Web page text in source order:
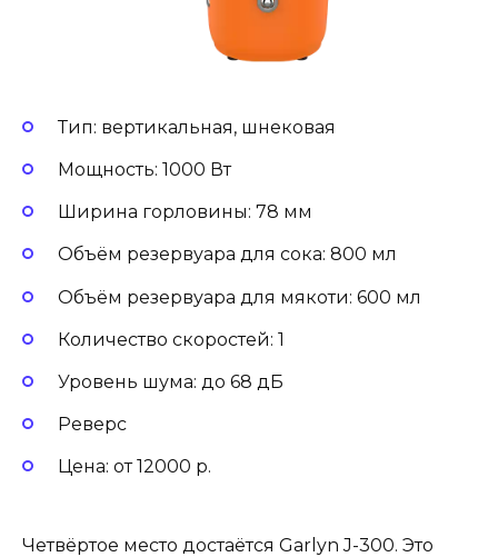
Тип: вертикальная, шнековая
Мощность: 1000 Вт
Ширина горловины: 78 мм
Объём резервуара для сока: 800 мл
Объём резервуара для мякоти: 600 мл
Количество скоростей: 1
Уровень шума: до 68 дБ
Реверс
Цена: от 12000 р.
Четвёртое место достаётся Garlyn J-300. Это